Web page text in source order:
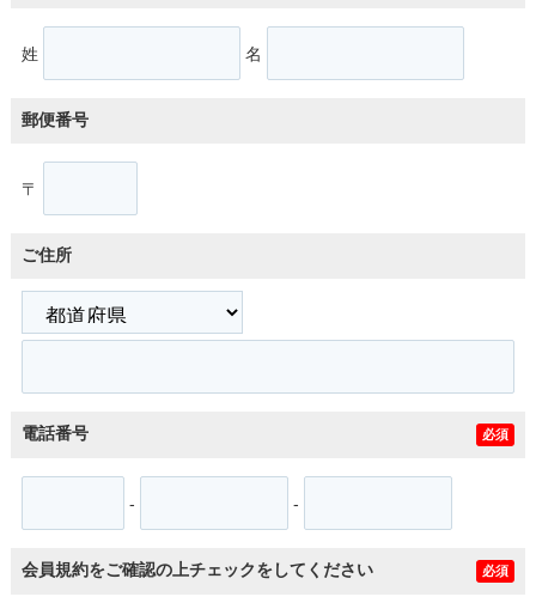
姓 名
郵便番号
〒
ご住所
電話番号 必須
- -
会員規約をご確認の上チェックをしてください 必須